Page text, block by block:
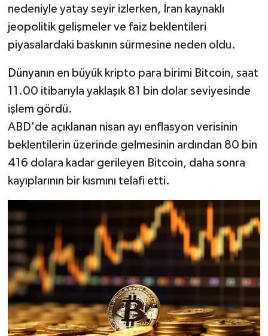
nedeniyle yatay seyir izlerken, İran kaynaklı
jeopolitik gelişmeler ve faiz beklentileri
piyasalardaki baskının sürmesine neden oldu.
Dünyanın en büyük kripto para birimi Bitcoin, saat
11.00 itibarıyla yaklaşık 81 bin dolar seviyesinde
işlem gördü.
ABD'de açıklanan nisan ayı enflasyon verisinin
beklentilerin üzerinde gelmesinin ardından 80 bin
416 dolara kadar gerileyen Bitcoin, daha sonra
kayıplarının bir kısmını telafi etti.